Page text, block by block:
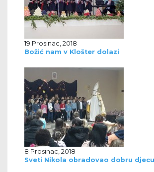
19 Prosinac, 2018
Božić nam v Klošter dolazi
8 Prosinac, 2018
Sveti Nikola obradovao dobru djecu